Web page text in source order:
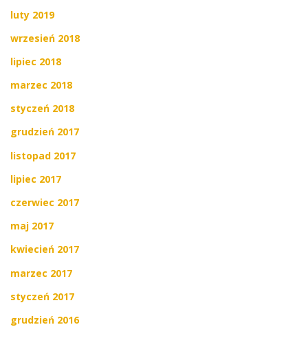
luty 2019
wrzesień 2018
lipiec 2018
marzec 2018
styczeń 2018
grudzień 2017
listopad 2017
lipiec 2017
czerwiec 2017
maj 2017
kwiecień 2017
marzec 2017
styczeń 2017
grudzień 2016